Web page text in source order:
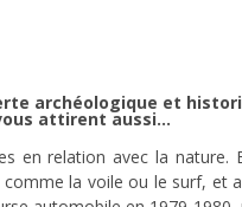
archéologique et
attirent aussi…
en relation avec la
la voile ou le surf, et